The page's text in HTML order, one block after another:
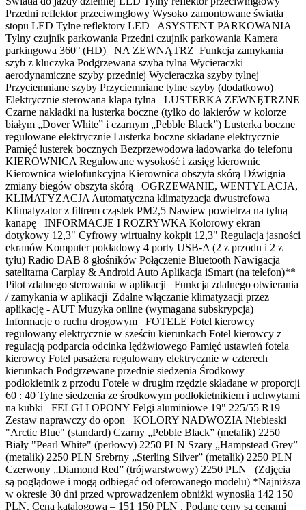
Przedni reflektor przeciwmgłowy Wysoko zamontowane światła
stopu LED Tylne reflektory LED ASYSTENT PARKOWANIA
Tylny czujnik parkowania Przedni czujnik parkowania Kamera
parkingowa 360° (HD) NA ZEWNĄTRZ Funkcja zamykania
szyb z kluczyka Podgrzewana szyba tylna Wycieraczki
aerodynamiczne szyby przedniej Wycieraczka szyby tylnej
Przyciemniane szyby Przyciemniane tylne szyby (dodatkowo)
Elektrycznie sterowana klapa tylna LUSTERKA ZEWNĘTRZNE
Czarne nakładki na lusterka boczne (tylko do lakierów w kolorze
białym „Dover White” i czarnym „Pebble Black”) Lusterka boczne
regulowane elektrycznie Lusterka boczne składane elektrycznie
Pamięć lusterek bocznych Bezprzewodowa ładowarka do telefonu
KIEROWNICA Regulowane wysokość i zasięg kierownic
Kierownica wielofunkcyjna Kierownica obszyta skórą Dźwignia
zmiany biegów obszyta skórą OGRZEWANIE, WENTYLACJA,
KLIMATYZACJA Automatyczna klimatyzacja dwustrefowa
Klimatyzator z filtrem cząstek PM2,5 Nawiew powietrza na tylną
kanapę INFORMACJE I ROZRYWKA Kolorowy ekran
dotykowy 12,3" Cyfrowy wirtualny kokpit 12,3" Regulacja jasności
ekranów Komputer pokładowy 4 porty USB-A (2 z przodu i 2 z
tyłu) Radio DAB 8 głośników Połączenie Bluetooth Nawigacja
satelitarna Carplay & Android Auto Aplikacja iSmart (na telefon)**
Pilot zdalnego sterowania w aplikacji Funkcja zdalnego otwierania
/ zamykania w aplikacji Zdalne włączanie klimatyzacji przez
aplikację - AUT Muzyka online (wymagana subskrypcja)
Informacje o ruchu drogowym FOTELE Fotel kierowcy
regulowany elektrycznie w sześciu kierunkach Fotel kierowcy z
regulacją podparcia odcinka lędżwiowego Pamięć ustawień fotela
kierowcy Fotel pasażera regulowany elektrycznie w czterech
kierunkach Podgrzewane przednie siedzenia Środkowy
podłokietnik z przodu Fotele w drugim rzędzie składane w proporcji
60 : 40 Tylne siedzenia ze środkowym podłokietnikiem i uchwytami
na kubki FELGI I OPONY Felgi aluminiowe 19" 225/55 R19
Zestaw naprawczy do opon KOLORY NADWOZIA Niebieski
"Arctic Blue" (standard) Czarny „Pebble Black” (metalik) 2250
Biały "Pearl White" (perłowy) 2250 PLN Szary „Hampstead Grey”
(metalik) 2250 PLN Srebrny „Sterling Silver” (metalik) 2250 PLN
Czerwony „Diamond Red” (trójwarstwowy) 2250 PLN (Zdjęcia
są poglądowe i mogą odbiegać od oferowanego modelu) *Najniższa
w okresie 30 dni przed wprowadzeniem obniżki wynosiła 142 150
PLN. Cena katalogowa – 151 150 PLN . Podane ceny są cenami